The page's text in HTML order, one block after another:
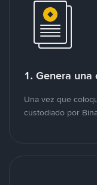
1. Genera una
Una vez que
custodiado por